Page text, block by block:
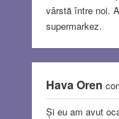
vârstă între noi.
supermarkez.
Hava Oren
Și eu am avut